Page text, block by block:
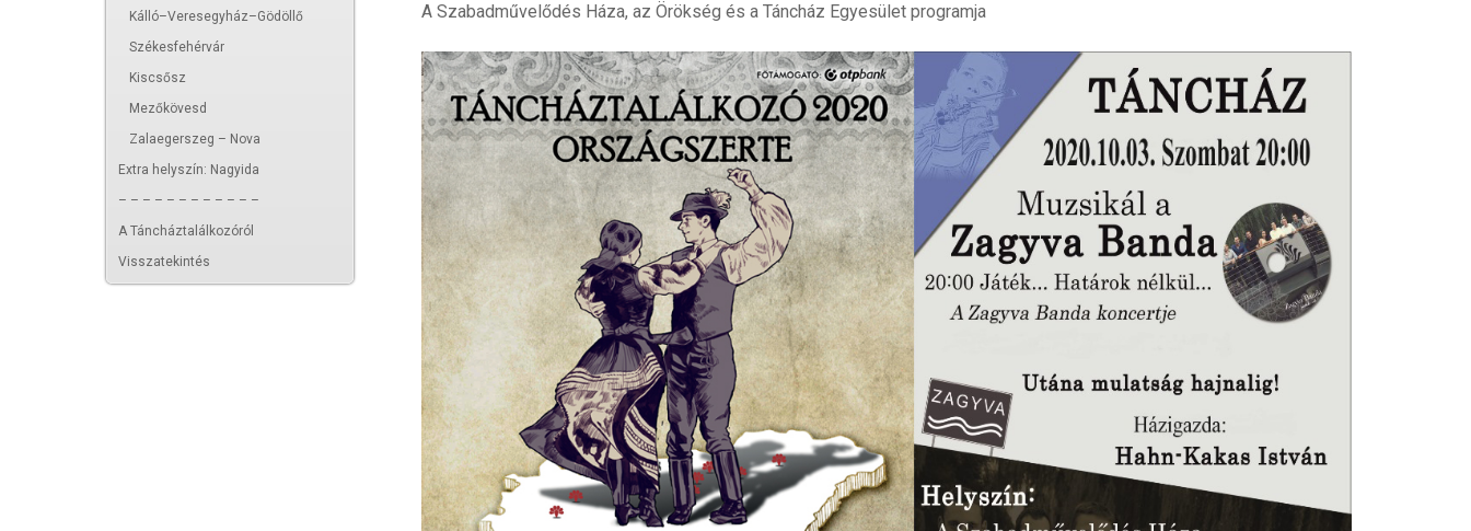
Kálló–Veresegyház–Gödöllő
Székesfehérvár
Kiscsősz
Mezőkövesd
Zalaegerszeg – Nova
Extra helyszín: Nagyida
– – – – – – – – – – – –
A Táncháztalálkozóról
Visszatekintés
A Szabadművelődés Háza, az Örökség és a Táncház Egyesület programja